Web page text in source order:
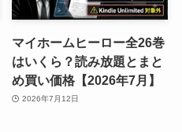
マイホームヒーロー全26巻
はいくら？読み放題とまと
め買い価格【2026年7月】
2026年7月12日